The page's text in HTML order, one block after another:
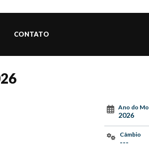
CONTATO
Ano do
2026
Câmbio
---